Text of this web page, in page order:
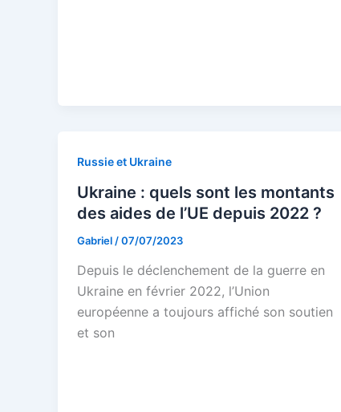
Russie et Ukraine
Ukraine : quels sont les montants
des aides de l’UE depuis 2022 ?
Gabriel /07/07/2023
Depuis le déclenchement de la guerre en
Ukraine en février 2022, l’Union
européenne a toujours affiché son soutien
et son